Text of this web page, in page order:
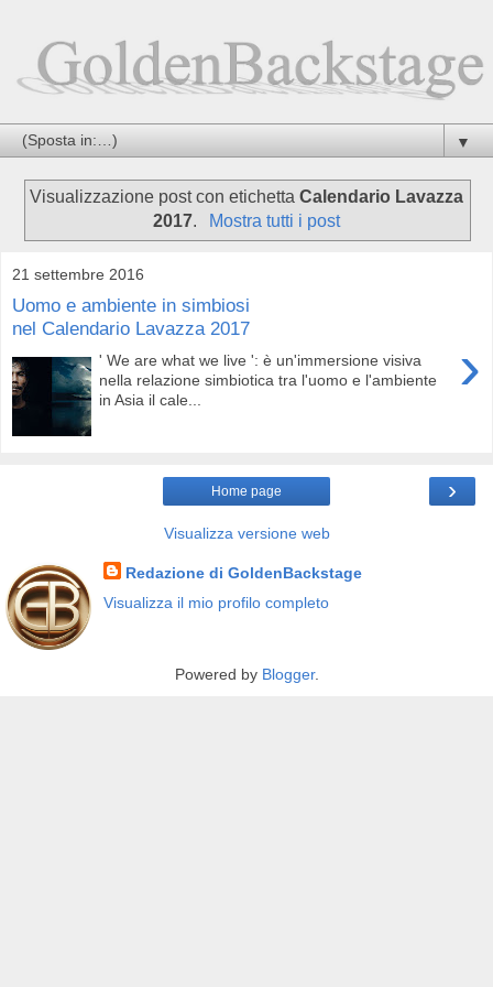
▼
Visualizzazione post con etichetta Calendario Lavazza
2017. Mostra tutti i post
21 settembre 2016
Uomo e ambiente in simbiosi
nel Calendario Lavazza 2017
›
' We are what we live ': è un'immersione visiva
nella relazione simbiotica tra l'uomo e l'ambiente
in Asia il cale...
›
Home page
Visualizza versione web
Redazione di GoldenBackstage
Visualizza il mio profilo completo
Powered by Blogger.